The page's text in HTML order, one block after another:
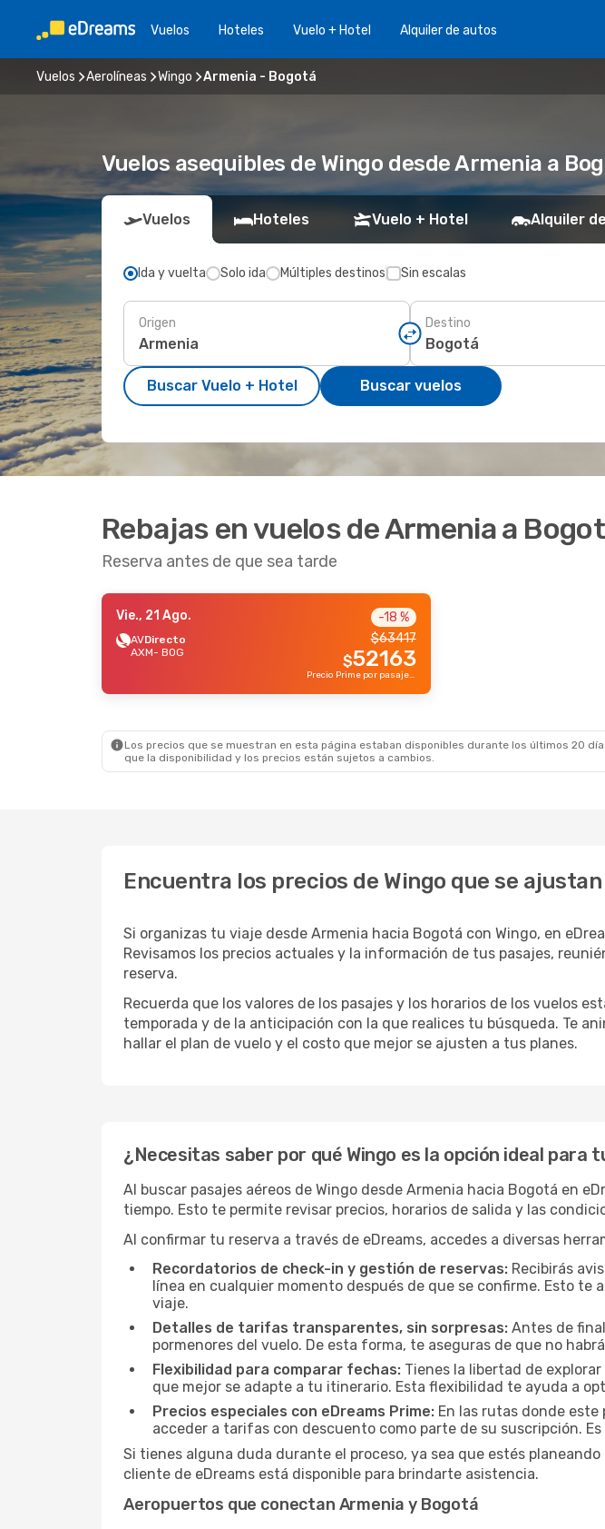
Vuelos Hoteles Vuelo + Hotel Alquiler de autos
Vuelos Aerolíneas Wingo Armenia - Bogotá
Vuelos asequibles de Wingo desde Armenia a
Vuelos Hoteles Vuelo + Hotel Alquiler
Ida y vuelta Solo ida Múltiples destinos Sin escalas
Origen Destino
Buscar Vuelo + Hotel Buscar vuelos
Rebajas en vuelos de Armenia a
Reserva antes de que sea tarde
Vie., 21 Ago.
AVDirecto
AXM- BOG
-18 %
63417
$
52163
$
Precio Prime por pasajero
Los precios que se muestran en esta página estaban disponibles durante los últimos 20
que la disponibilidad y los precios están sujetos a cambios.
Encuentra los precios de Wingo que se
Si organizas tu viaje desde Armenia hacia Bogotá con Wingo, en
Revisamos los precios actuales y la información de tus pasajes,
reserva.
Recuerda que los valores de los pasajes y los horarios de los vuelos
temporada y de la anticipación con la que realices tu búsqueda. Te
hallar el plan de vuelo y el costo que mejor se ajusten a tus planes.
¿Necesitas saber por qué Wingo es la opción ideal para
Al buscar pasajes aéreos de Wingo desde Armenia hacia Bogotá en
tiempo. Esto te permite revisar precios, horarios de salida y las
Al confirmar tu reserva a través de eDreams, accedes a diversas
Recordatorios de check-in y gestión de reservas: Recibirás
línea en cualquier momento después de que se confirme. Esto
viaje.
Detalles de tarifas transparentes, sin sorpresas: Antes de
pormenores del vuelo. De esta forma, te aseguras de que no
Flexibilidad para comparar fechas: Tienes la libertad de
que mejor se adapte a tu itinerario. Esta flexibilidad te ayuda a
Precios especiales con eDreams Prime: En las rutas donde este
acceder a tarifas con descuento como parte de su suscripción.
Si tienes alguna duda durante el proceso, ya sea que estés
cliente de eDreams está disponible para brindarte asistencia.
Aeropuertos que conectan Armenia y Bogotá